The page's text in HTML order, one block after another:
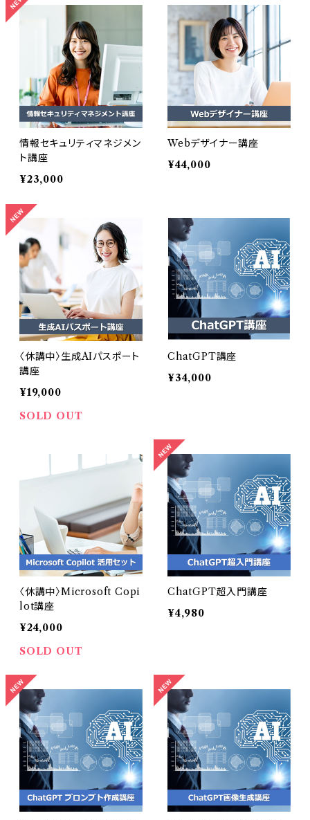
情報セキュリティマネジメン
ト講座
¥23,000
Webデザイナー講座
¥44,000
〈休講中〉生成AIパスポート
講座
¥19,000
SOLD OUT
ChatGPT講座
¥34,000
〈休講中〉Microsoft Copi
lot講座
¥24,000
SOLD OUT
ChatGPT超入門講座
¥4,980